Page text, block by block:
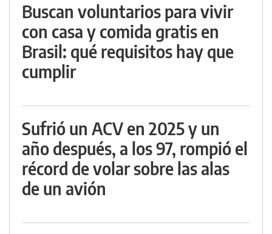
Buscan voluntarios para vivir
con casa y comida gratis en
Brasil: qué requisitos hay que
cumplir
Sufrió un ACV en 2025 y un
año después, a los 97, rompió el
récord de volar sobre las alas
de un avión